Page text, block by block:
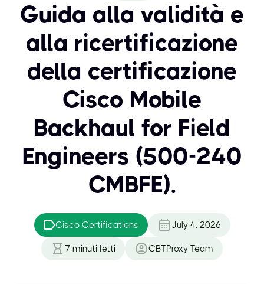
Guida alla validità e
alla ricertificazione
della certificazione
Cisco Mobile
Backhaul for Field
Engineers (500-240
CMBFE).
Cisco Certifications July 4, 2026
7 minuti letti CBTProxy Team